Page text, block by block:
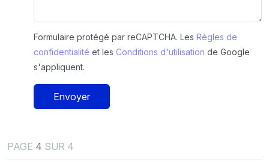
Formulaire protégé par reCAPTCHA. Les Règles de
confidentialité et les Conditions d'utilisation de Google
s'appliquent.
Envoyer
PAGE 4 SUR 4